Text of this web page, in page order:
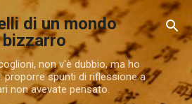
contenuti principali
di un mondo
bizzarro
non v'è dubbio, ma ho
proporre spunti di riflessione a
non avevate pensato.